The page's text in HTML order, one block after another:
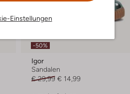
Einstellungen
-50%
Igor
Sandalen
€ 29,99 € 14,99